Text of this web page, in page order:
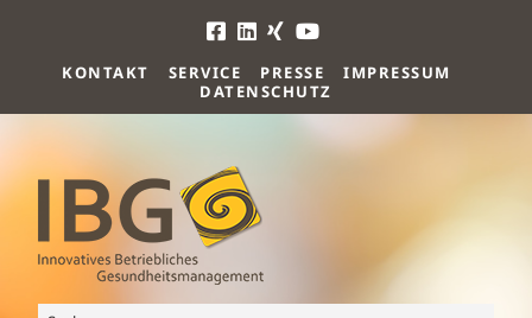
KONTAKT SERVICE PRESSE
IMPRESSUM
DATENSCHUTZ